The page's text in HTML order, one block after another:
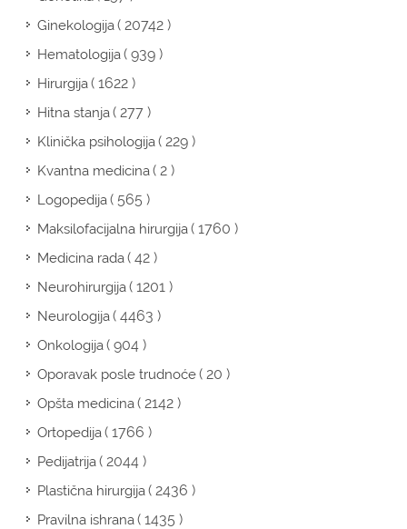
Ginekologija( 20742 )
Hematologija( 939 )
Hirurgija( 1622 )
Hitna stanja( 277 )
Klinička psihologija( 229 )
Kvantna medicina( 2 )
Logopedija( 565 )
Maksilofacijalna hirurgija( 1760 )
Medicina rada( 42 )
Neurohirurgija( 1201 )
Neurologija( 4463 )
Onkologija( 904 )
Oporavak posle trudnoće( 20 )
Opšta medicina( 2142 )
Ortopedija( 1766 )
Pedijatrija( 2044 )
Plastična hirurgija( 2436 )
Pravilna ishrana( 1435 )